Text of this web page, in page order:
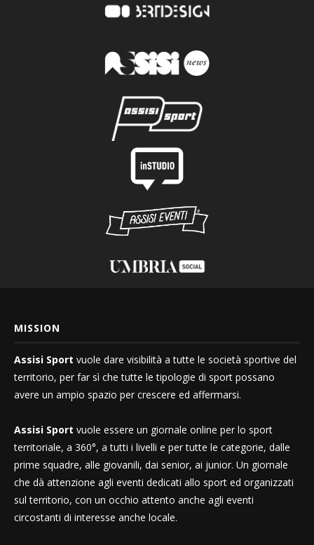
MISSION
Assisi Sport vuole dare visibilità a tutte le società sportive del
territorio, per far sì che tutte le tipologie di sport possano
avere un ampio spazio per crescere ed affermarsi.
Assisi Sport vuole essere un giornale online per lo sport
territoriale, a 360°, a tutti i livelli e per tutte le categorie, dalle
prime squadre, alle giovanili, dai senior, ai junior. Un giornale
che dà attenzione agli eventi dedicati allo sport ed organizzati
sul territorio, con un occhio attento anche agli eventi
circostanti di interesse anche locale.